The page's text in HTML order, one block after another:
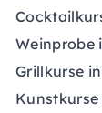
Weinprobe
Grillkurse
Kunstkurse